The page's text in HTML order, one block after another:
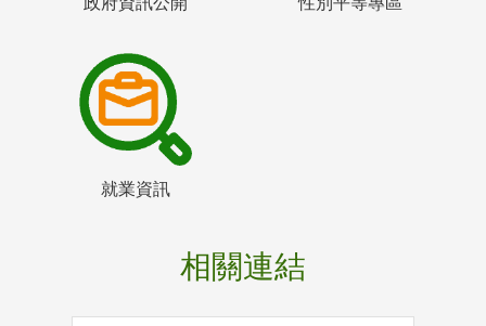
就業資訊
相關連結